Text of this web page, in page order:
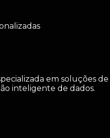
em soluções de
inteligente de dados.